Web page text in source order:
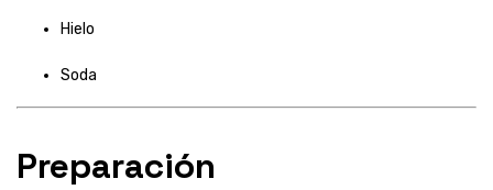
Hielo
Soda
Preparación